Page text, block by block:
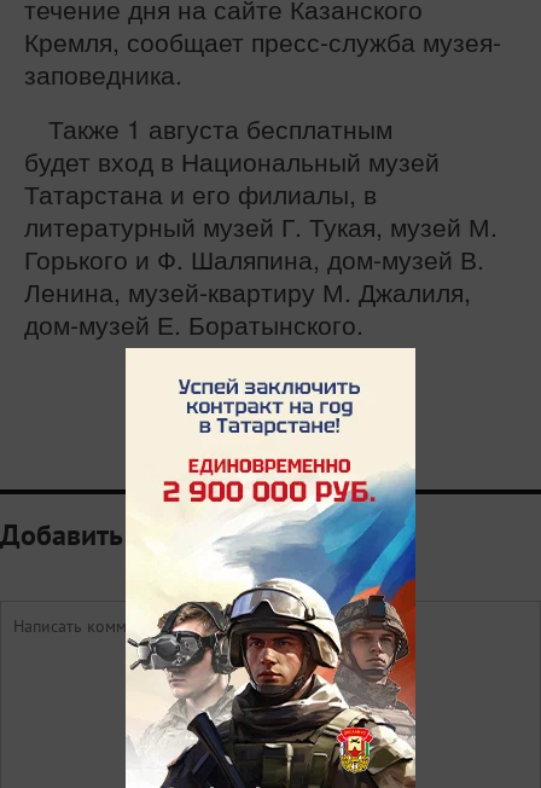
течение дня на сайте Казанского
Кремля, сообщает пресс-служба музея-
заповедника.
Также 1 августа бесплатным
будет вход в Национальный музей
Татарстана и его филиалы, в
литературный музей Г. Тукая, музей М.
Горького и Ф. Шаляпина, дом-музей В.
Ленина, музей-квартиру М. Джалиля,
дом-музей Е. Боратынского.
0
Добавить комментарий